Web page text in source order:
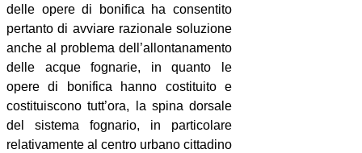
delle opere di bonifica ha consentito
pertanto di avviare razionale soluzione
anche al problema dell’allontanamento
delle acque fognarie, in quanto le
opere di bonifica hanno costituito e
costituiscono tutt’ora, la spina dorsale
del sistema fognario, in particolare
relativamente al centro urbano cittadino